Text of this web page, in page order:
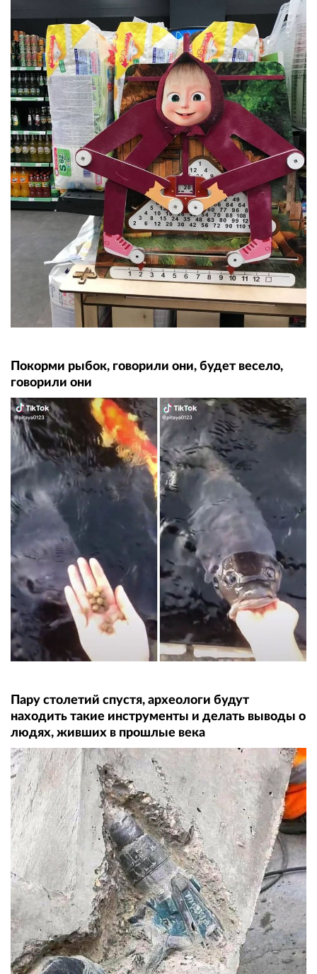
Покорми рыбок, говорили они, будет весело,
говорили они
Пару столетий спустя, археологи будут
находить такие инструменты и делать выводы о
людях, живших в прошлые века